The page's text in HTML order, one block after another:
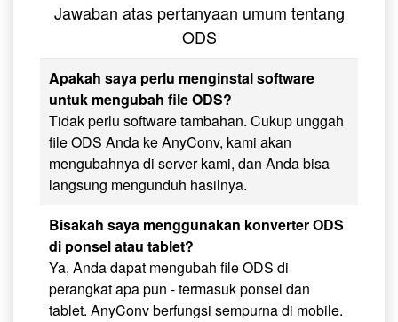
Jawaban atas pertanyaan umum tentang
ODS
Apakah saya perlu menginstal software
untuk mengubah file ODS?
Tidak perlu software tambahan. Cukup unggah
file ODS Anda ke AnyConv, kami akan
mengubahnya di server kami, dan Anda bisa
langsung mengunduh hasilnya.
Bisakah saya menggunakan konverter ODS
di ponsel atau tablet?
Ya, Anda dapat mengubah file ODS di
perangkat apa pun - termasuk ponsel dan
tablet. AnyConv berfungsi sempurna di mobile.